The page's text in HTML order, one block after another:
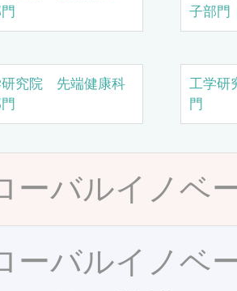
子部門
研究院 先端健康科
工学研
門
ーバルイノベ
ーバルイノベ